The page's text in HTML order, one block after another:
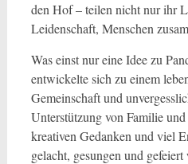
den Hof – teilen nicht nur ihr
Leidenschaft, Menschen
Was einst nur eine Idee zu
entwickelte sich zu einem
Gemeinschaft und
Unterstützung von Familie
kreativen Gedanken und viel
gelacht, gesungen und